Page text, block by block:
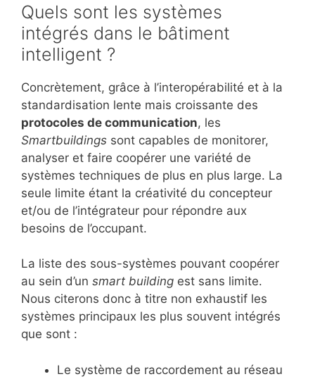
Quels sont les systèmes
intégrés dans le bâtiment
intelligent ?
Concrètement, grâce à l’interopérabilité et à la
standardisation lente mais croissante des
protocoles de communication, les
Smartbuildings sont capables de monitorer,
analyser et faire coopérer une variété de
systèmes techniques de plus en plus large. La
seule limite étant la créativité du concepteur
et/ou de l’intégrateur pour répondre aux
besoins de l’occupant.
La liste des sous-systèmes pouvant coopérer
au sein d’un smart building est sans limite.
Nous citerons donc à titre non exhaustif les
systèmes principaux les plus souvent intégrés
que sont :
Le système de raccordement au réseau